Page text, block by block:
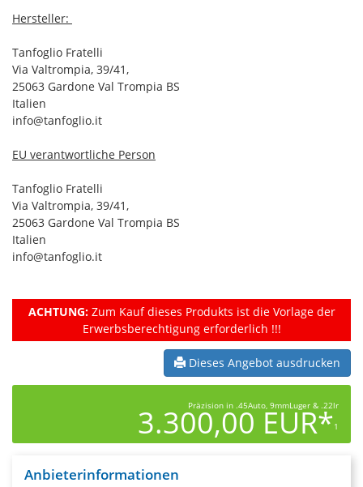
Hersteller:
Tanfoglio Fratelli
Via Valtrompia, 39/41,
25063 Gardone Val Trompia BS
Italien
info@tanfoglio.it
EU verantwortliche Person
Tanfoglio Fratelli
Via Valtrompia, 39/41,
25063 Gardone Val Trompia BS
Italien
info@tanfoglio.it
ACHTUNG:Zum Kauf dieses Produkts ist die Vorlage der
Erwerbsberechtigung erforderlich !!!
Dieses Angebot ausdrucken
Präzision in .45Auto, 9mmLuger & .22lr
3.300,00 EUR*1
Anbieterinformationen